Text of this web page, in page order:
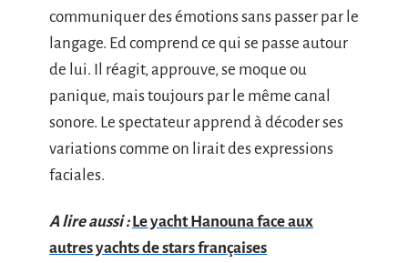
communiquer des émotions sans passer par le
langage. Ed comprend ce qui se passe autour
de lui. Il réagit, approuve, se moque ou
panique, mais toujours par le même canal
sonore. Le spectateur apprend à décoder ses
variations comme on lirait des expressions
faciales.
A lire aussi : Le yacht Hanouna face aux
autres yachts de stars françaises